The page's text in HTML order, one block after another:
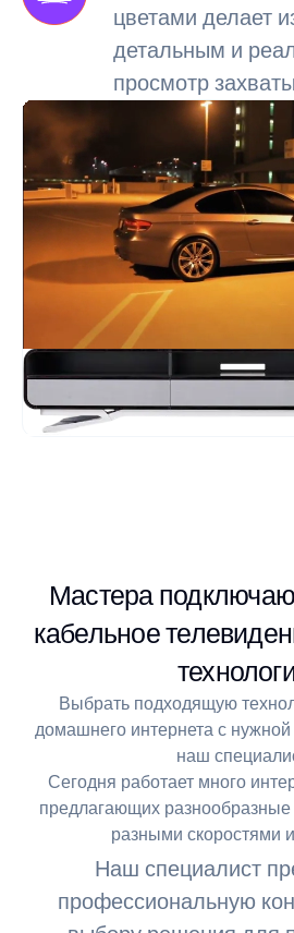
цветами делает
детальным и
просмотр
Мастера
кабельное
Выбрать подходящую
домашнего интернета с
наш
Сегодня работает много
предлагающих
разными скоростями
Наш специалист
профессиональную